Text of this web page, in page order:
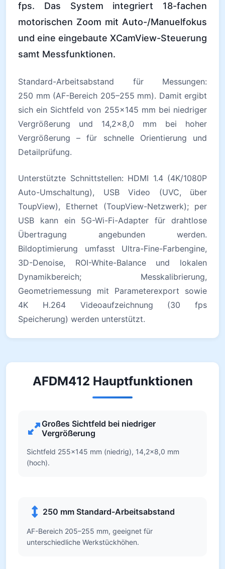
fps. Das System integriert 18-fachen
motorischen Zoom mit Auto-/Manuelfokus
und eine eingebaute XCamView-Steuerung
samt Messfunktionen.
Standard-Arbeitsabstand für Messungen:
250 mm (AF-Bereich 205–255 mm). Damit ergibt
sich ein Sichtfeld von 255×145 mm bei niedriger
Vergrößerung und 14,2×8,0 mm bei hoher
Vergrößerung – für schnelle Orientierung und
Detailprüfung.
Unterstützte Schnittstellen: HDMI 1.4 (4K/1080P
Auto-Umschaltung), USB Video (UVC, über
ToupView), Ethernet (ToupView-Netzwerk); per
USB kann ein 5G-Wi-Fi-Adapter für drahtlose
Übertragung angebunden werden.
Bildoptimierung umfasst Ultra-Fine-Farbengine,
3D-Denoise, ROI-White-Balance und lokalen
Dynamikbereich; Messkalibrierung,
Geometriemessung mit Parameterexport sowie
4K H.264 Videoaufzeichnung (30 fps
Speicherung) werden unterstützt.
AFDM412 Hauptfunktionen
Großes Sichtfeld bei niedriger
Vergrößerung
Sichtfeld 255×145 mm (niedrig), 14,2×8,0 mm
(hoch).
250 mm Standard-Arbeitsabstand
AF-Bereich 205–255 mm, geeignet für
unterschiedliche Werkstückhöhen.